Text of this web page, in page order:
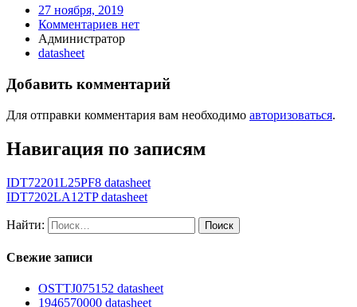
27 ноября, 2019
Комментариев нет
Администратор
datasheet
Добавить комментарий
Для отправки комментария вам необходимо авторизоваться.
Навигация по записям
IDT72201L25PF8 datasheet
IDT7202LA12TP datasheet
Найти:
Свежие записи
OSTTJ075152 datasheet
1946570000 datasheet